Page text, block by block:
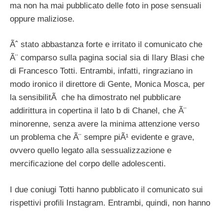
ma non ha mai pubblicato delle foto in pose sensuali
oppure maliziose.
Ãˆ stato abbastanza forte e irritato il comunicato che
Ã¨ comparso sulla pagina social sia di Ilary Blasi che
di Francesco Totti. Entrambi, infatti, ringraziano in
modo ironico il direttore di Gente, Monica Mosca, per
la sensibilitÃ che ha dimostrato nel pubblicare
addirittura in copertina il lato b di Chanel, che Ã¨
minorenne, senza avere la minima attenzione verso
un problema che Ã¨ sempre piÃ¹ evidente e grave,
ovvero quello legato alla sessualizzazione e
mercificazione del corpo delle adolescenti.
I due coniugi Totti hanno pubblicato il comunicato sui
rispettivi profili Instagram. Entrambi, quindi, non hanno